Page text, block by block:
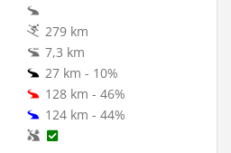
279 km
7,3 km
27 km - 10%
128 km - 46%
124 km - 44%